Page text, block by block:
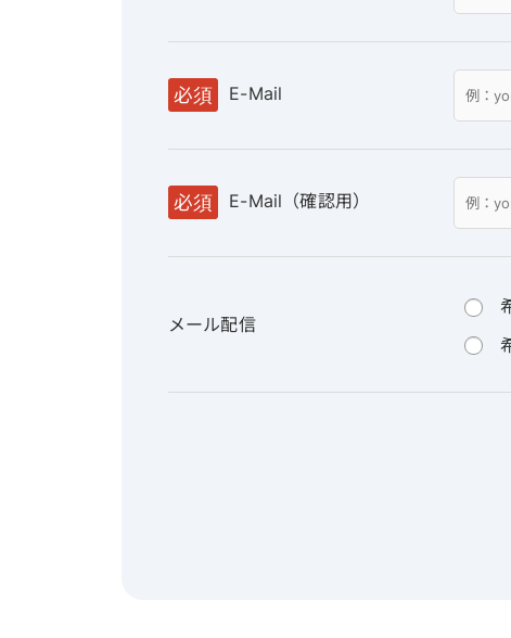
必須 E-Mail
必須 E-Mail（確認用）
メール配信